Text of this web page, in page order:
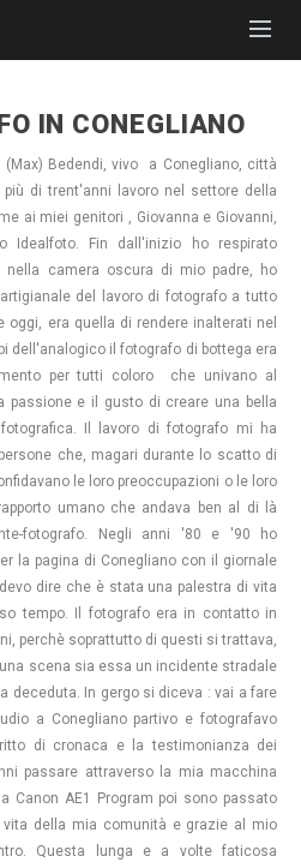
IN CONEGLIANO
Bedendi, vivo a Conegliano, città
di trent'anni lavoro nel settore della
ai miei genitori , Giovanna e Giovanni,
Idealfoto. Fin dall'inizio ho respirato
nella camera oscura di mio padre, ho
del lavoro di fotografo a tutto
era quella di rendere inalterati nel
dell'analogico il fotografo di bottega era
per tutti coloro che univano al
passione e il gusto di creare una bella
Il lavoro di fotografo mi ha
che, magari durante lo scatto di
le loro preoccupazioni o le loro
umano che andava ben al di là
fotografo. Negli anni '80 e '90 ho
la pagina di Conegliano con il giornale
dire che è stata una palestra di vita
tempo. Il fotografo era in contatto in
perchè soprattutto di questi si trattava,
scena sia essa un incidente stradale
deceduta. In gergo si diceva : vai a fare
a Conegliano partivo e fotografavo
di cronaca e la testimonianza dei
passare attraverso la mia macchina
Canon AE1 Program poi sono passato
della mia comunità e grazie al mio
Questa lunga e a volte faticosa